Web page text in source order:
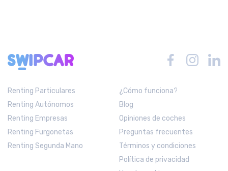
Renting Particulares
Renting Autónomos
Renting Empresas
Renting Furgonetas
Renting Segunda Mano
¿Cómo funciona?
Blog
Opiniones de coches
Preguntas frecuentes
Términos y condiciones
Política de privacidad